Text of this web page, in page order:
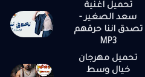
تحميل اغنية
سعد الصغير -
تصدق اننا حرقهم
MP3
تحميل مهرجان
خيال وسط